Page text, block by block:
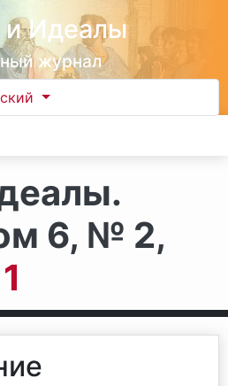
Идеалы
журнал
6, № 2,
1